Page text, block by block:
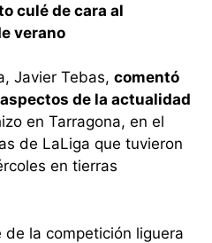
culé de cara al
verano
Javier Tebas, comentó
de la actualidad
en Tarragona, en el
de LaLiga que tuvieron
en tierras
de la competición liguera